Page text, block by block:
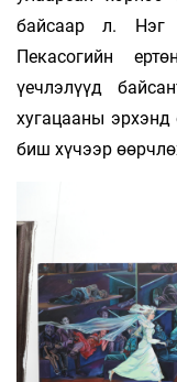
байсаар л.
Пекасогийн
үечлэлүүд
хугацааны эрхэнд
биш хүчээр